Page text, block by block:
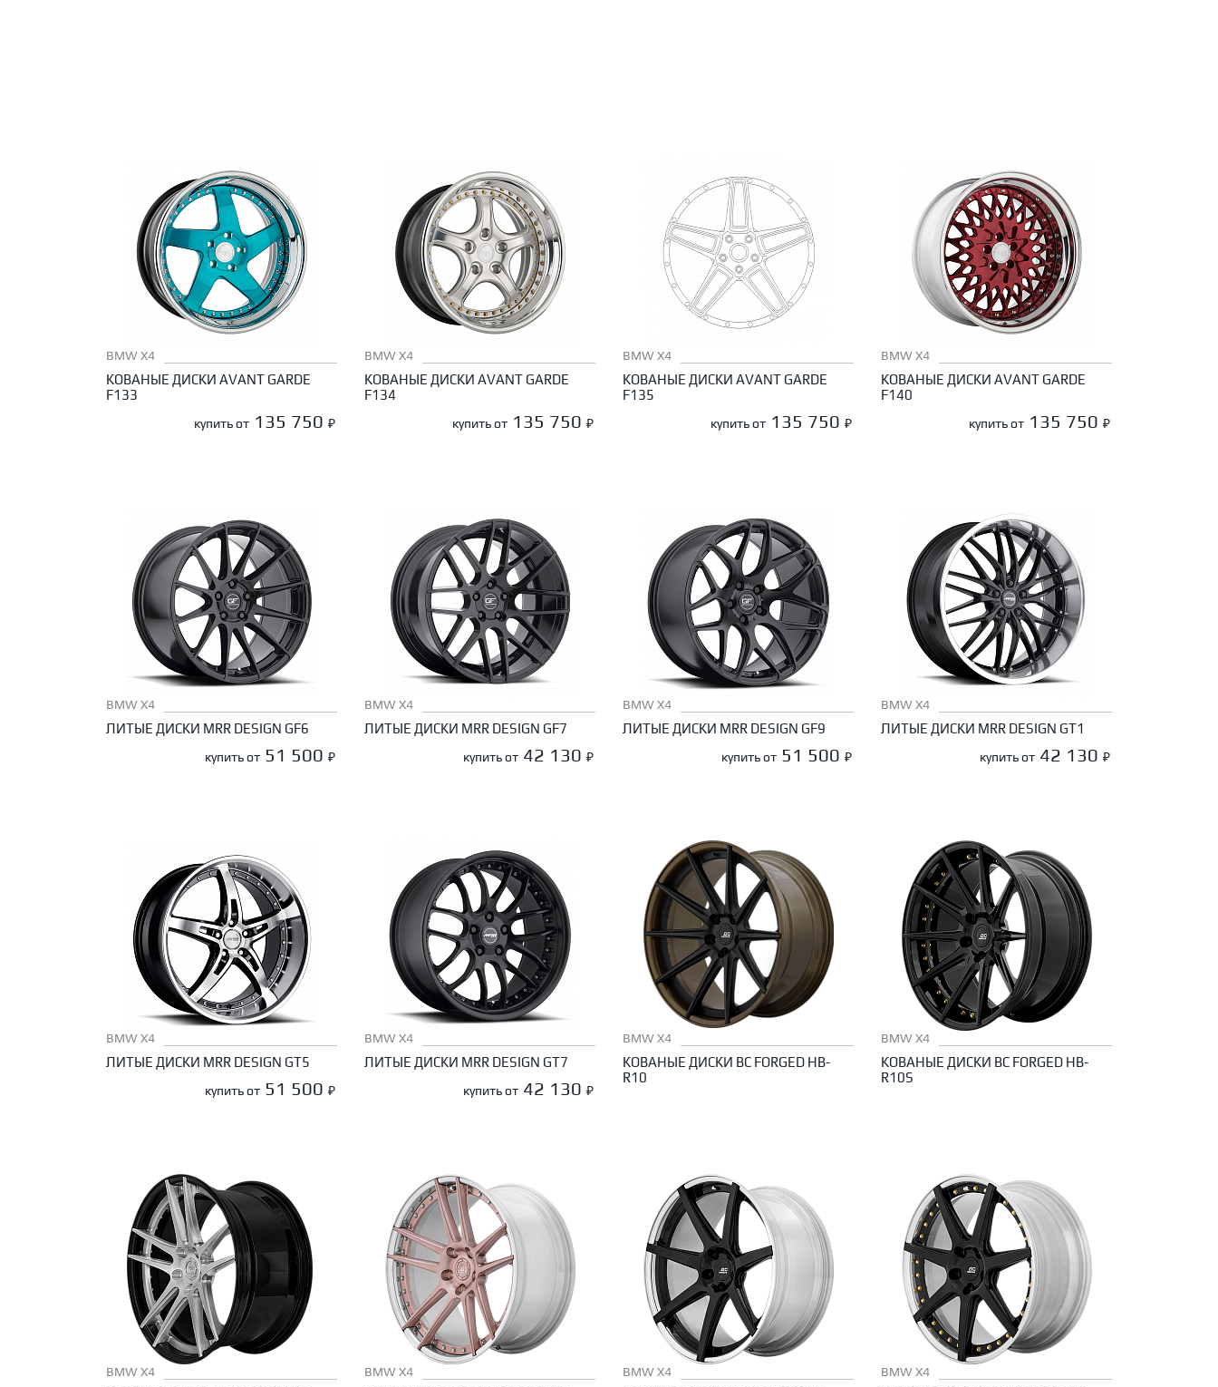
BMW X4
КОВАНЫЕ ДИСКИ AVANT GARDE
F133
купить от 135 750 ₽
BMW X4
КОВАНЫЕ ДИСКИ AVANT GARDE
F134
купить от 135 750 ₽
BMW X4
КОВАНЫЕ ДИСКИ AVANT GARDE
F135
купить от 135 750 ₽
BMW X4
КОВАНЫЕ ДИСКИ AVANT GARDE
F140
купить от 135 750 ₽
BMW X4
ЛИТЫЕ ДИСКИ MRR DESIGN GF6
купить от 51 500 ₽
BMW X4
ЛИТЫЕ ДИСКИ MRR DESIGN GF7
купить от 42 130 ₽
BMW X4
ЛИТЫЕ ДИСКИ MRR DESIGN GF9
купить от 51 500 ₽
BMW X4
ЛИТЫЕ ДИСКИ MRR DESIGN GT1
купить от 42 130 ₽
BMW X4
ЛИТЫЕ ДИСКИ MRR DESIGN GT5
купить от 51 500 ₽
BMW X4
ЛИТЫЕ ДИСКИ MRR DESIGN GT7
купить от 42 130 ₽
BMW X4
КОВАНЫЕ ДИСКИ BC FORGED HB-
R10
BMW X4
КОВАНЫЕ ДИСКИ BC FORGED HB-
R10S
BMW X4 BMW X4 BMW X4 BMW X4